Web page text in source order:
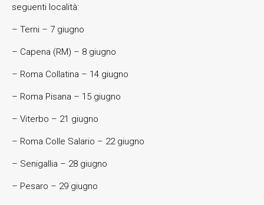
seguenti località:
– Terni – 7 giugno
– Capena (RM) – 8 giugno
– Roma Collatina – 14 giugno
– Roma Pisana – 15 giugno
– Viterbo – 21 giugno
– Roma Colle Salario – 22 giugno
– Senigallia – 28 giugno
– Pesaro – 29 giugno